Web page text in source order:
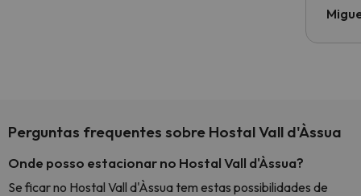
Perguntas frequentes sobre Hostal Vall d'Àssua
Onde posso estacionar no Hostal Vall d'Àssua?
Se ficar no Hostal Vall d'Àssua tem estas possibilidades de